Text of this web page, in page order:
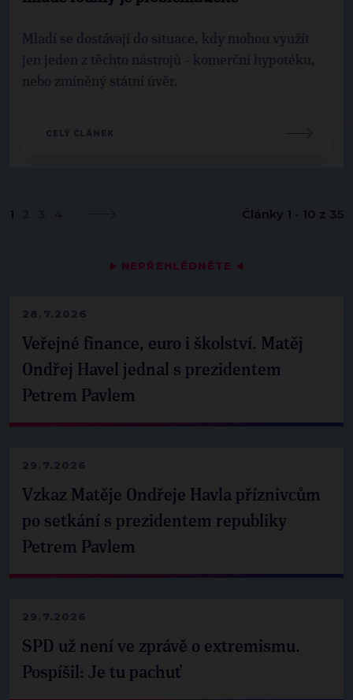
▶ NEPŘEHLÉDNĚTE ◀
28.7.2026
Veřejné finance, euro i školství. Matěj
Ondřej Havel jednal s prezidentem
Petrem Pavlem
29.7.2026
Vzkaz Matěje Ondřeje Havla příznivcům
po setkání s prezidentem republiky
Petrem Pavlem
29.7.2026
SPD už není ve zprávě o extremismu.
Pospíšil: Je tu pachuť
Mladí se dostávají do situace, kdy mohou využít
jen jeden z těchto nástrojů - komerční hypotéku,
nebo zmíněný státní úvěr.
CELÝ ČLÁNEK
1 Články 1 - 10 z 35